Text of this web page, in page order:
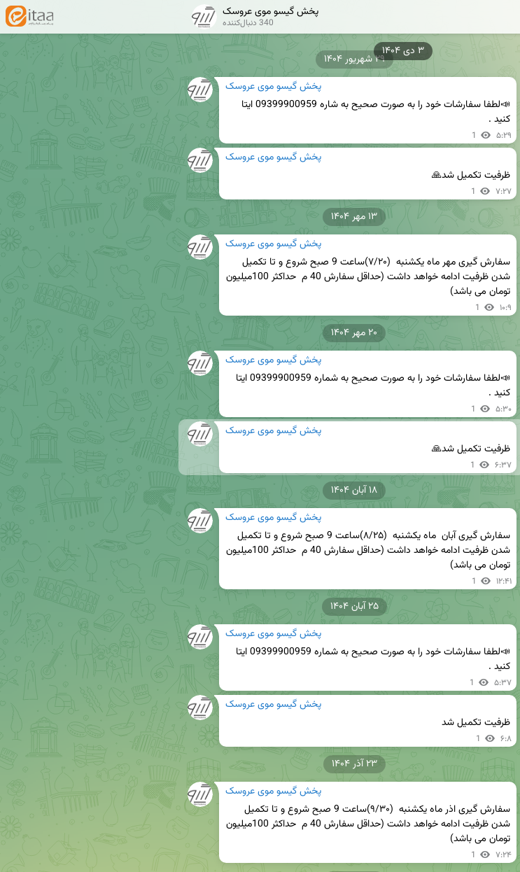
۳ دی ۱۴۰۴
پخش گیسو موی عروسک
340 دنبال‌کننده
پخش گیسو موی عروسک
کنید .
1 ۵:۲۹
۲۹ شهریور ۱۴۰۴
پخش گیسو موی عروسک
ظرفیت تکمیل شد🙏
1 ۷:۲۷
پخش گیسو موی عروسک
تومان می باشد)
1 ۱۰:۹
۱۳ مهر ۱۴۰۴
پخش گیسو موی عروسک
کنید .
1 ۵:۳۰
۲۰ مهر ۱۴۰۴
پخش گیسو موی عروسک
ظرفیت تکمیل شد🙏
1 ۶:۳۷
پخش گیسو موی عروسک
تومان می باشد)
1 ۱۲:۴۱
۱۸ آبان ۱۴۰۴
پخش گیسو موی عروسک
کنید .
1 ۵:۳۷
۲۵ آبان ۱۴۰۴
پخش گیسو موی عروسک
ظرفیت تکمیل شد
1 ۶:۸
پخش گیسو موی عروسک
تومان می باشد)
1 ۷:۲۴
۲۳ آذر ۱۴۰۴